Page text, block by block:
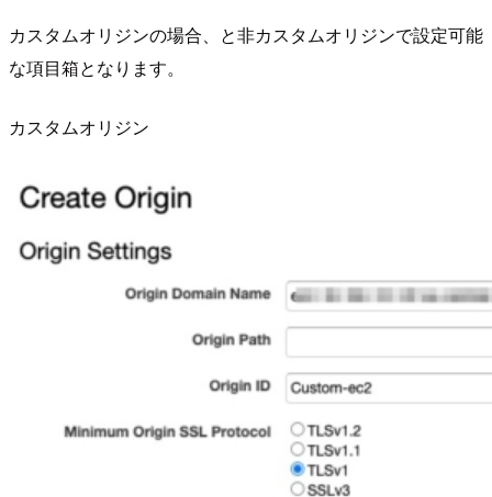
カスタムオリジンの場合、と非カスタムオリジンで設定可能
な項目箱となります。
カスタムオリジン